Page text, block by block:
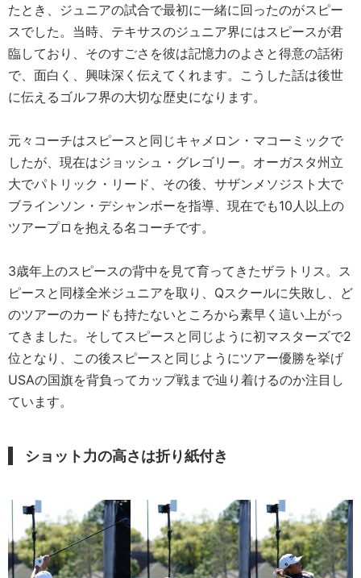
たとき、ジュニアの試合で最初に一緒に回ったのがスピー
スでした。当時、テキサスのジュニア界にはスピースが君
臨しており、そのすごさを彼は記憶力のよさと得意の話術
で、面白く、興味深く伝えてくれます。こうした話は後世
に伝えるゴルフ界の大切な歴史になります。
元々コーチはスピースと同じキャメロン・マコーミックで
したが、現在はジョッシュ・グレゴリー。オーガスタ州立
大でパトリック・リード、その後、サザンメソジスト大で
ブラインソン・デシャンボーを指導、現在でも10人以上の
ツアープロを抱える名コーチです。
3歳年上のスピースの背中を見て育ってきたザラトリス。ス
ピースと同様全米ジュニアを取り、Qスクールに失敗し、ど
のツアーのカードも持たないところから素早く這い上がっ
てきました。そしてスピースと同じように初マスターズで2
位となり、この後スピースと同じようにツアー優勝を挙げ
USAの国旗を背負ってカップ戦まで辿り着けるのか注目し
ています。
ショット力の高さは折り紙付き